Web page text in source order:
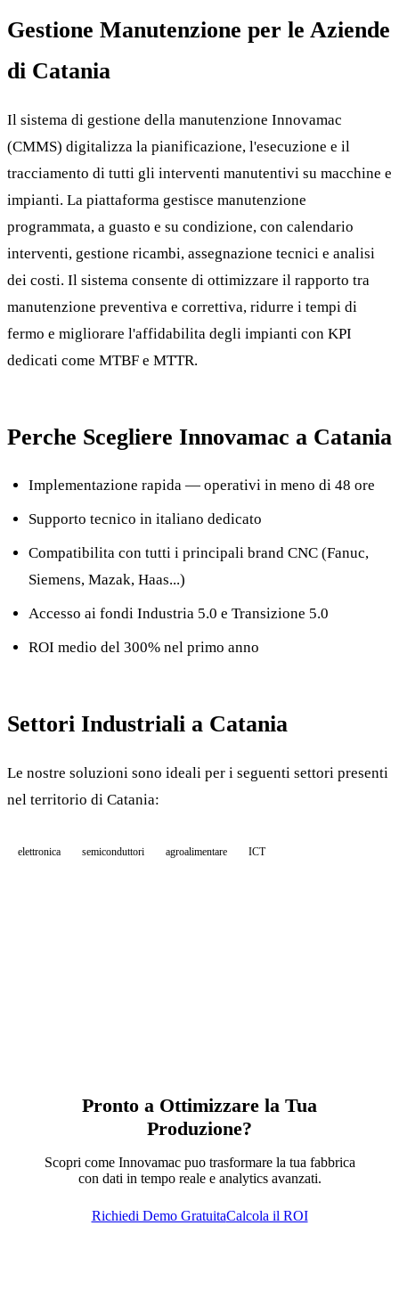
Gestione Manutenzione per le Aziende
di Catania
Il sistema di gestione della manutenzione Innovamac
(CMMS) digitalizza la pianificazione, l'esecuzione e il
tracciamento di tutti gli interventi manutentivi su macchine e
impianti. La piattaforma gestisce manutenzione
programmata, a guasto e su condizione, con calendario
interventi, gestione ricambi, assegnazione tecnici e analisi
dei costi. Il sistema consente di ottimizzare il rapporto tra
manutenzione preventiva e correttiva, ridurre i tempi di
fermo e migliorare l'affidabilita degli impianti con KPI
dedicati come MTBF e MTTR.
Perche Scegliere Innovamac a Catania
Implementazione rapida — operativi in meno di 48 ore
Supporto tecnico in italiano dedicato
Compatibilita con tutti i principali brand CNC (Fanuc,
Siemens, Mazak, Haas...)
Accesso ai fondi Industria 5.0 e Transizione 5.0
ROI medio del 300% nel primo anno
Settori Industriali a Catania
Le nostre soluzioni sono ideali per i seguenti settori presenti
nel territorio di Catania:
elettronica semiconduttori agroalimentare ICT
Pronto a Ottimizzare la Tua
Produzione?
Scopri come Innovamac puo trasformare la tua fabbrica
con dati in tempo reale e analytics avanzati.
Richiedi Demo GratuitaCalcola il ROI